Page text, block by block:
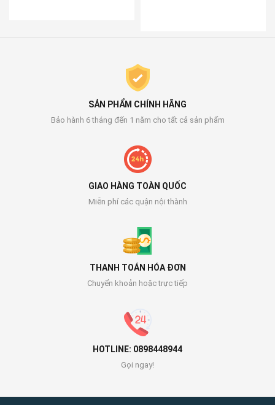
SẢN PHẨM CHÍNH HÃNG
Bảo hành 6 tháng đến 1 năm cho tất cả sản phẩm
GIAO HÀNG TOÀN QUỐC
Miễn phí các quận nội thành
THANH TOÁN HÓA ĐƠN
Chuyển khoản hoặc trực tiếp
HOTLINE: 0898448944
Gọi ngay!